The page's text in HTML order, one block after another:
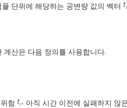
단위에 해당하는 공변량 값의 벡터
계산은 다음 정의를 사용합니다.
험
- 아직 시간 이전에 실패하지 않